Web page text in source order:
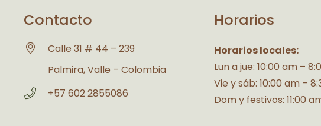
Contacto
Calle 31 # 44 – 239
Palmira, Valle – Colombia
+57 602 2855086
Horarios
Horarios locales:
Lun a jue: 10:00 am –
Vie y sáb: 10:00 am –
Dom y festivos: 11:00